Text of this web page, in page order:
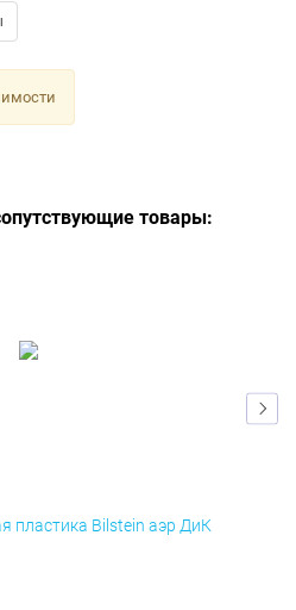
товары:
пластика Bilstein аэр ДиК